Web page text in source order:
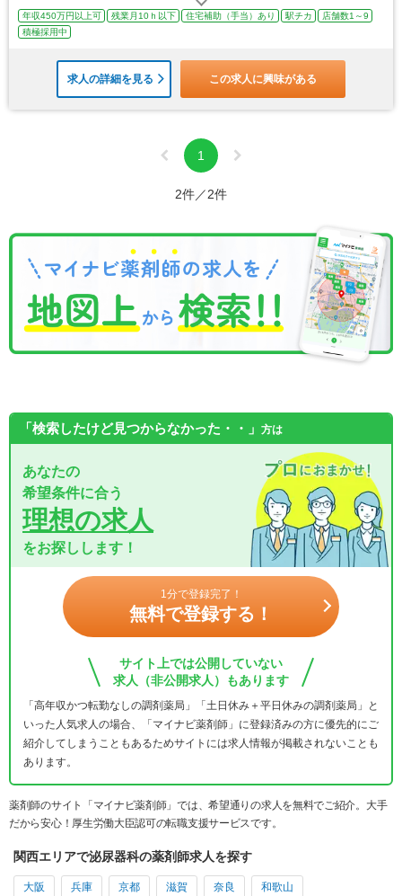
年収450万円以上可 残業月10ｈ以下 住宅補助（手当）あり 駅チカ
店舗数1～9
積極採用中
求人の詳細を見る この求人に興味がある
1
2件／2件
「検索したけど見つからなかった・・」 方は
あなたの
希望条件に合う
理想の求人
をお探しします！
1分で登録完了！
無料で登録する！
サイト上では公開していない
求人（非公開求人）もあります
「高年収かつ転勤なしの調剤薬局」「土日休み＋平日休みの調剤薬局」と
いった人気求人の場合、「マイナビ薬剤師」に登録済みの方に優先的にご
紹介してしまうこともあるためサイトには求人情報が掲載されないことも
あります。
薬剤師のサイト「マイナビ薬剤師」では、希望通りの求人を無料でご紹介。大手
だから安心！厚生労働大臣認可の転職支援サービスです。
関西エリアで泌尿器科の薬剤師求人を探す
大阪 兵庫 京都 滋賀 奈良 和歌山